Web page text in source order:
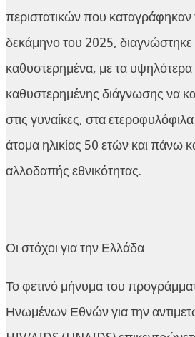
περιστατικών που
δεκάμηνο του 2025, διαγνώστηκε
καθυστερημένα, με τα
καθυστερημένης διάγνωσης να
στις γυναίκες, στα
άτομα ηλικίας 50 ετών και πάνω
αλλοδαπής εθνικότητας.
Οι στόχοι για την Ελλάδα
Το φετινό μήνυμα του
Ηνωμένων Εθνών για την